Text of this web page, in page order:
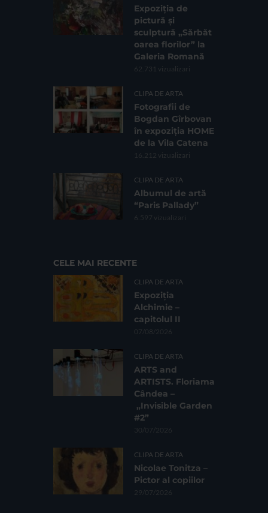
Expoziția de
pictură și
sculptură „Sărbăt
oarea florilor” la
Galeria Romană
62.731 vizualizari
CLIPA DE ARTA
Fotografii de
Bogdan Gîrbovan
în expoziția HOME
de la Vila Catena
16.212 vizualizari
CLIPA DE ARTA
Albumul de artă
“Paris Pallady”
6.597 vizualizari
CELE MAI RECENTE
CLIPA DE ARTA
Expoziția
Alchimie –
capitolul II
07/08/2026
CLIPA DE ARTA
ARTS and
ARTISTS. Floriama
Cândea –
„Invisible Garden
#2”
30/07/2026
CLIPA DE ARTA
Nicolae Tonitza –
Pictor al copiilor
29/07/2026